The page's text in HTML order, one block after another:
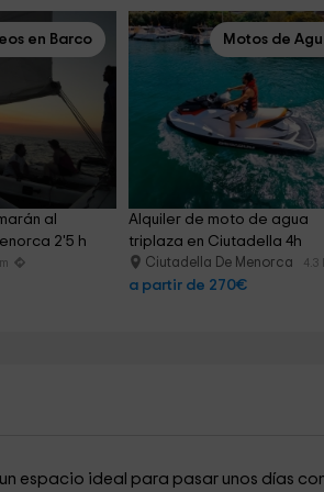
en Barco
al
2'5 h
Motos de
Alquiler de moto de agua
triplaza en Ciutadella 4h
Ciutadella De Menorca 4.3
a partir de 270€
espacio ideal para pasar unos días